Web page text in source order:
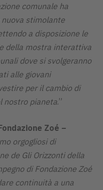
comunale ha
stimolante
a disposizione le
della mostra interattiva
dove si svolgeranno
alle giovani
per il cambio di
nostro pianeta.”
Zoé –
orgogliosi di
de Gli Orizzonti della
di Fondazione Zoé
continuità a una